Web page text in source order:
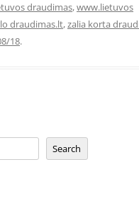
draudimas,www.lietuvos
draudimas.lt,zalia korta
18.
Search